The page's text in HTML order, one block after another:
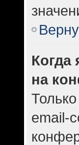
Когда
на
email-